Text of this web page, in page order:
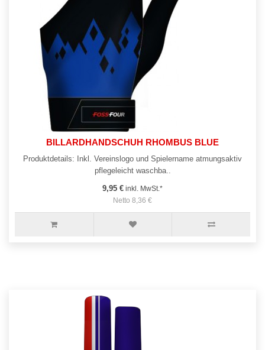
BILLARDHANDSCHUH RHOMBUS BLUE
Produktdetails: Inkl. Vereinslogo und Spielername atmungsaktiv
pflegeleicht waschba..
9,95 € inkl. MwSt.*
Netto 8,36 €